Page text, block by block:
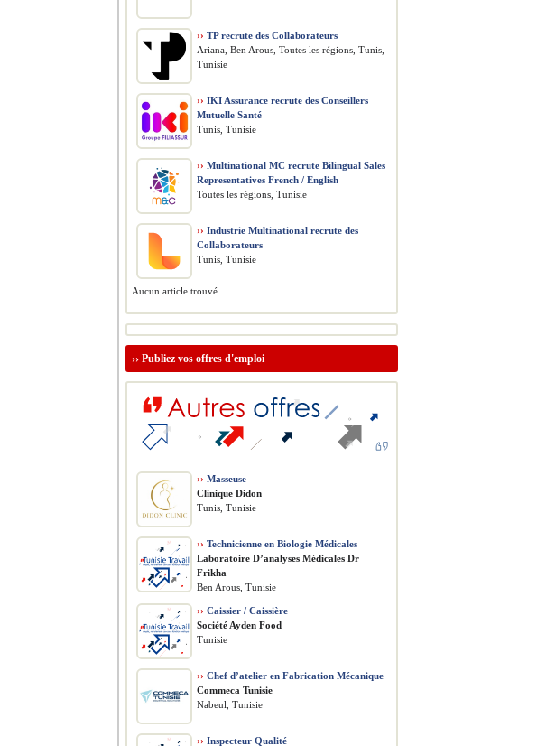
›› TP recrute des Collaborateurs
Ariana, Ben Arous, Toutes les régions, Tunis,
Tunisie
›› IKI Assurance recrute des Conseillers
Mutuelle Santé
Tunis, Tunisie
›› Multinational MC recrute Bilingual Sales
Representatives French / English
Toutes les régions, Tunisie
›› Industrie Multinational recrute des
Collaborateurs
Tunis, Tunisie
Aucun article trouvé.
›› Publiez vos offres d'emploi
›› Masseuse
Clinique Didon
Tunis, Tunisie
›› Technicienne en Biologie Médicales
Laboratoire D’analyses Médicales Dr
Frikha
Ben Arous, Tunisie
›› Caissier / Caissière
Société Ayden Food
Tunisie
›› Chef d’atelier en Fabrication Mécanique
Commeca Tunisie
Nabeul, Tunisie
›› Inspecteur Qualité